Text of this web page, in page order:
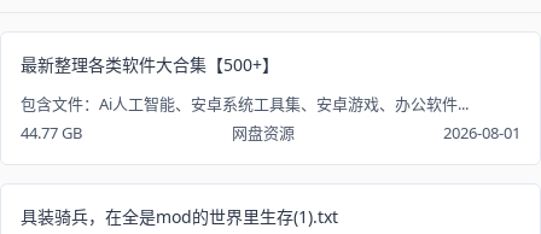
最新整理各类软件大合集【500+】
包含文件：Ai人工智能、安卓系统工具集、安卓游戏、办公软件...
44.77 GB
网盘资源 2026-08-01
具装骑兵，在全是mod的世界里生存(1).txt